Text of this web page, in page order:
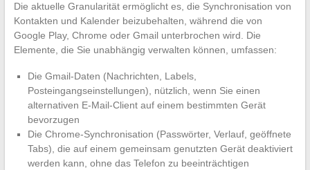
Die aktuelle Granularität ermöglicht es, die Synchronisation von
Kontakten und Kalender beizubehalten, während die von
Google Play, Chrome oder Gmail unterbrochen wird. Die
Elemente, die Sie unabhängig verwalten können, umfassen:
Die Gmail-Daten (Nachrichten, Labels,
Posteingangseinstellungen), nützlich, wenn Sie einen
alternativen E-Mail-Client auf einem bestimmten Gerät
bevorzugen
Die Chrome-Synchronisation (Passwörter, Verlauf, geöffnete
Tabs), die auf einem gemeinsam genutzten Gerät deaktiviert
werden kann, ohne das Telefon zu beeinträchtigen